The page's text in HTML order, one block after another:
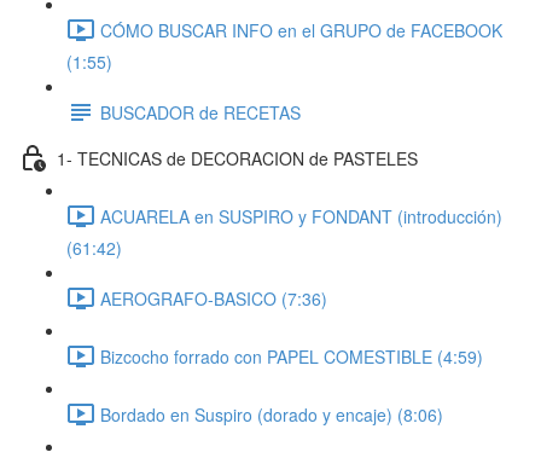
CÓMO BUSCAR INFO en el GRUPO de FACEBOOK
(1:55)
BUSCADOR de RECETAS
1- TECNICAS de DECORACION de PASTELES
ACUARELA en SUSPIRO y FONDANT (introducción)
(61:42)
AEROGRAFO-BASICO (7:36)
Bizcocho forrado con PAPEL COMESTIBLE (4:59)
Bordado en Suspiro (dorado y encaje) (8:06)